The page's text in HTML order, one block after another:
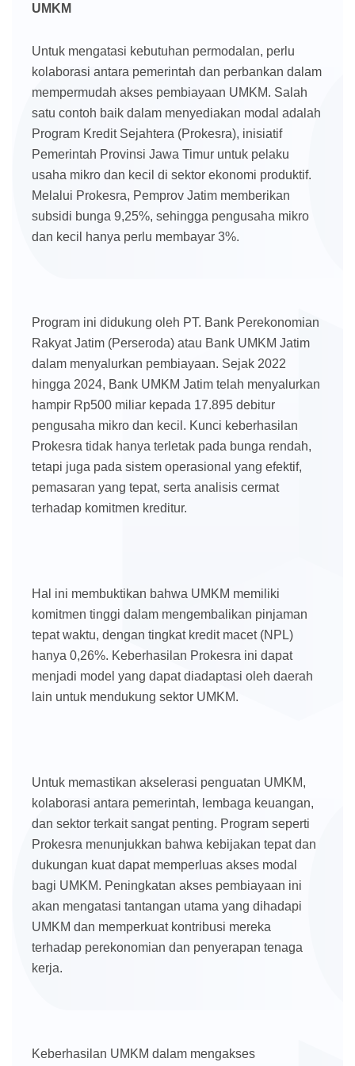
UMKM
Untuk mengatasi kebutuhan permodalan, perlu
kolaborasi antara pemerintah dan perbankan dalam
mempermudah akses pembiayaan UMKM. Salah
satu contoh baik dalam menyediakan modal adalah
Program Kredit Sejahtera (Prokesra), inisiatif
Pemerintah Provinsi Jawa Timur untuk pelaku
usaha mikro dan kecil di sektor ekonomi produktif.
Melalui Prokesra, Pemprov Jatim memberikan
subsidi bunga 9,25%, sehingga pengusaha mikro
dan kecil hanya perlu membayar 3%.
Program ini didukung oleh PT. Bank Perekonomian
Rakyat Jatim (Perseroda) atau Bank UMKM Jatim
dalam menyalurkan pembiayaan. Sejak 2022
hingga 2024, Bank UMKM Jatim telah menyalurkan
hampir Rp500 miliar kepada 17.895 debitur
pengusaha mikro dan kecil. Kunci keberhasilan
Prokesra tidak hanya terletak pada bunga rendah,
tetapi juga pada sistem operasional yang efektif,
pemasaran yang tepat, serta analisis cermat
terhadap komitmen kreditur.
Hal ini membuktikan bahwa UMKM memiliki
komitmen tinggi dalam mengembalikan pinjaman
tepat waktu, dengan tingkat kredit macet (NPL)
hanya 0,26%. Keberhasilan Prokesra ini dapat
menjadi model yang dapat diadaptasi oleh daerah
lain untuk mendukung sektor UMKM.
Untuk memastikan akselerasi penguatan UMKM,
kolaborasi antara pemerintah, lembaga keuangan,
dan sektor terkait sangat penting. Program seperti
Prokesra menunjukkan bahwa kebijakan tepat dan
dukungan kuat dapat memperluas akses modal
bagi UMKM. Peningkatan akses pembiayaan ini
akan mengatasi tantangan utama yang dihadapi
UMKM dan memperkuat kontribusi mereka
terhadap perekonomian dan penyerapan tenaga
kerja.
Keberhasilan UMKM dalam mengakses